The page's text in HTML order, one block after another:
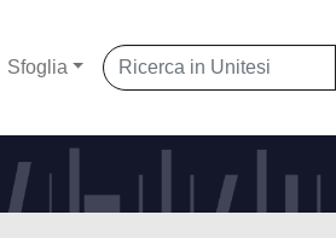
Sfoglia